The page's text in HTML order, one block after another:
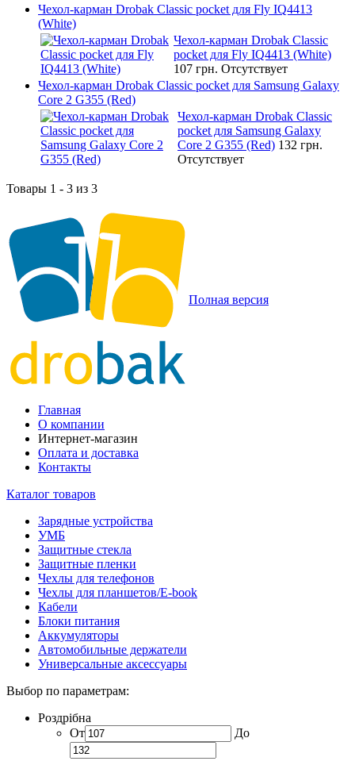
Чехол-карман Drobak Classic pocket для Fly IQ4413
(White)
Чехол-карман Drobak Classic
pocket для Fly IQ4413 (White)
107 грн. Отсутствует
Чехол-карман Drobak Classic pocket для Samsung Galaxy
Core 2 G355 (Red)
Чехол-карман Drobak Classic
pocket для Samsung Galaxy
Core 2 G355 (Red) 132 грн.
Отсутствует
Товары 1 - 3 из 3
Полная версия
Главная
О компании
Интернет-магазин
Оплата и доставка
Контакты
Каталог товаров
Зарядные устройства
УМБ
Защитные стекла
Защитные пленки
Чехлы для телефонов
Чехлы для планшетов/E-book
Кабели
Блоки питания
Аккумуляторы
Автомобильные держатели
Универсальные аксессуары
Выбор по параметрам:
Роздрібна
От
До